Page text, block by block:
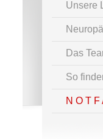
Unsere
Das
So
N O T F